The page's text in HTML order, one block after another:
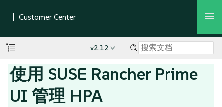
v2.12
使用 SUSE Rancher Prime
UI 管理 HPA